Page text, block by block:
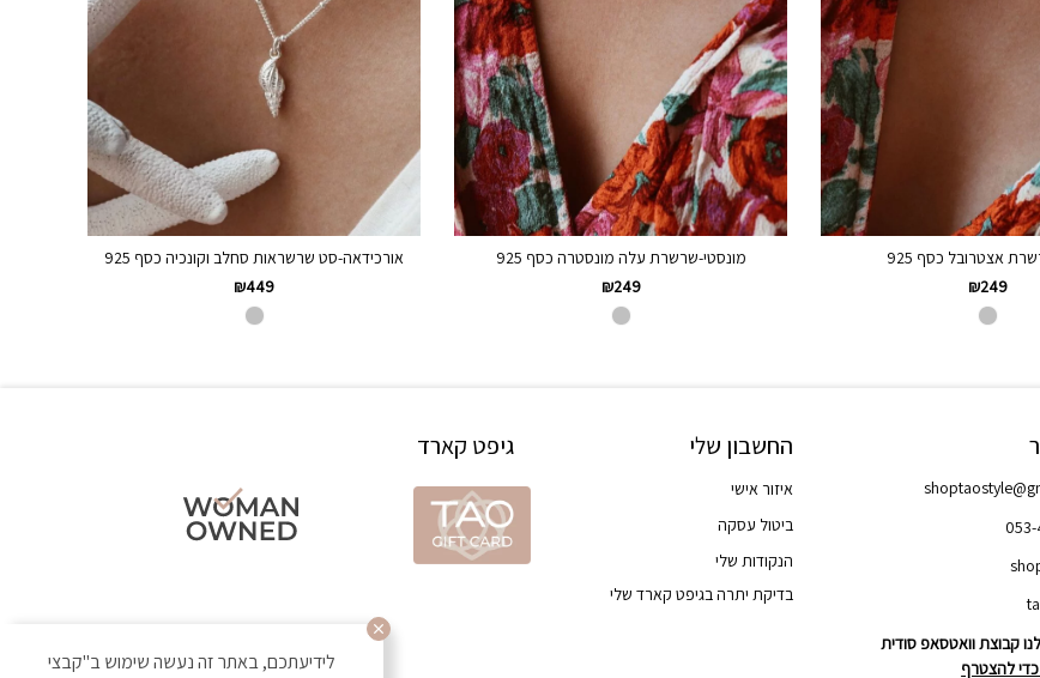
אצטרובל כסף 925
₪249
מונסטי-שרשרת עלה מונסטרה כסף 925
₪249
אורכידאה-סט שרשראות סחלב וקונכיה כסף 925
₪449
החשבון שלי
איזור אישי
ביטול עסקה
הנקודות שלי
בדיקת יתרה בגיפט קארד שלי
קבוצת וואטסאפ סודית
להצטרף
גיפט קארד
לידיעתכם, באתר זה נעשה שימוש ב"קבצי